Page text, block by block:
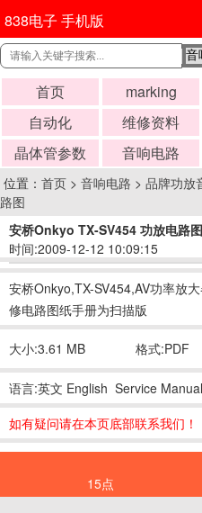
838电子 手机版
首页 marking
自动化
维修资料
晶体管参数
音响电路
位置： 首页 > 音响电路 > 品牌功放
路图
安桥Onkyo TX-SV454 功放电路图
时间:2009-12-12 10:09:15
安桥Onkyo,TX-SV454,AV功率放
修电路图纸手册为扫描版
大小:3.61 MB 格式:PDF
语言:英文 English Service Manual
如有疑问请在本页底部联系我们！
15点